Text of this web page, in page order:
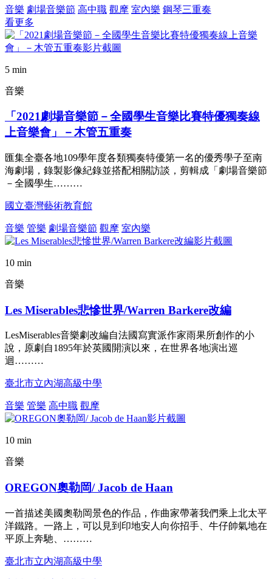
音樂 劇場音樂節 高中職 觀摩 室內樂 鋼琴三重奏
看更多
5 min
音樂
「2021劇場音樂節－全國學生音樂比賽特優獨奏線
上音樂會」－木管五重奏
匯集全臺各地109學年度各類獨奏特優第一名的優秀學子至南
海劇場，錄製影像紀錄並搭配相關訪談，剪輯成「劇場音樂節
－全國學生………
國立臺灣藝術教育館
音樂 管樂 劇場音樂節 觀摩 室內樂
10 min
音樂
Les Miserables悲慘世界/Warren Barkere改編
LesMiserables音樂劇改編自法國寫實派作家雨果所創作的小
說，原劇自1895年於英國開演以來，在世界各地演出巡
迴………
臺北市立內湖高級中學
音樂 管樂 高中職 觀摩
10 min
音樂
OREGON奧勒岡/ Jacob de Haan
一首描述美國奧勒岡景色的作品，作曲家帶著我們乘上北太平
洋鐵路。一路上，可以見到印地安人向你招手、牛仔帥氣地在
平原上奔馳、………
臺北市立內湖高級中學